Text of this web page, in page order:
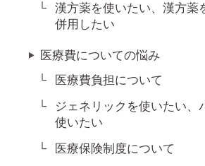
漢方薬を使いたい、漢方薬
併用したい
医療費についての悩み
医療費負担について
ジェネリックを使いたい、
使いたい
医療保険制度について